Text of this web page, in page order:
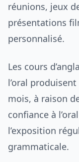
réunions, jeux
présentations
personnalisé.
Les cours
l’oral
mois, à raison
confiance à
l’exposition
grammaticale.